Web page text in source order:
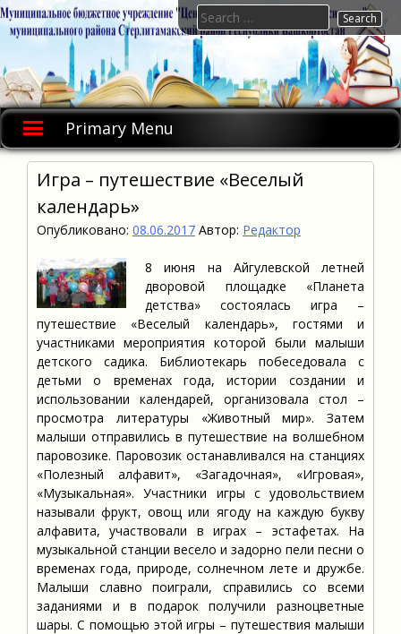
Skip
to
Primary Menu
Search
for:
Игра – путешествие «Веселый
календарь»
Опубликовано: 08.06.2017 Автор: Редактор
8 июня на Айгулевской летней
дворовой площадке «Планета
детства» состоялась игра –
путешествие «Веселый календарь», гостями и
участниками мероприятия которой были малыши
детского садика. Библиотекарь побеседовала с
детьми о временах года, истории создании и
использовании календарей, организовала стол –
просмотра литературы «Животный мир». Затем
малыши отправились в путешествие на волшебном
паровозике. Паровозик останавливался на станциях
«Полезный алфавит», «Загадочная», «Игровая»,
«Музыкальная». Участники игры с удовольствием
называли фрукт, овощ или ягоду на каждую букву
алфавита, участвовали в играх – эстафетах. На
музыкальной станции весело и задорно пели песни о
временах года, природе, солнечном лете и дружбе.
Малыши славно поиграли, справились со всеми
заданиями и в подарок получили разноцветные
шары. С помощью этой игры – путешествия малыши